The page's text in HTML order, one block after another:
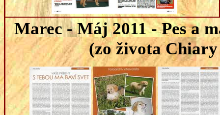
Marec - Máj 2011 - Pes a
(zo života